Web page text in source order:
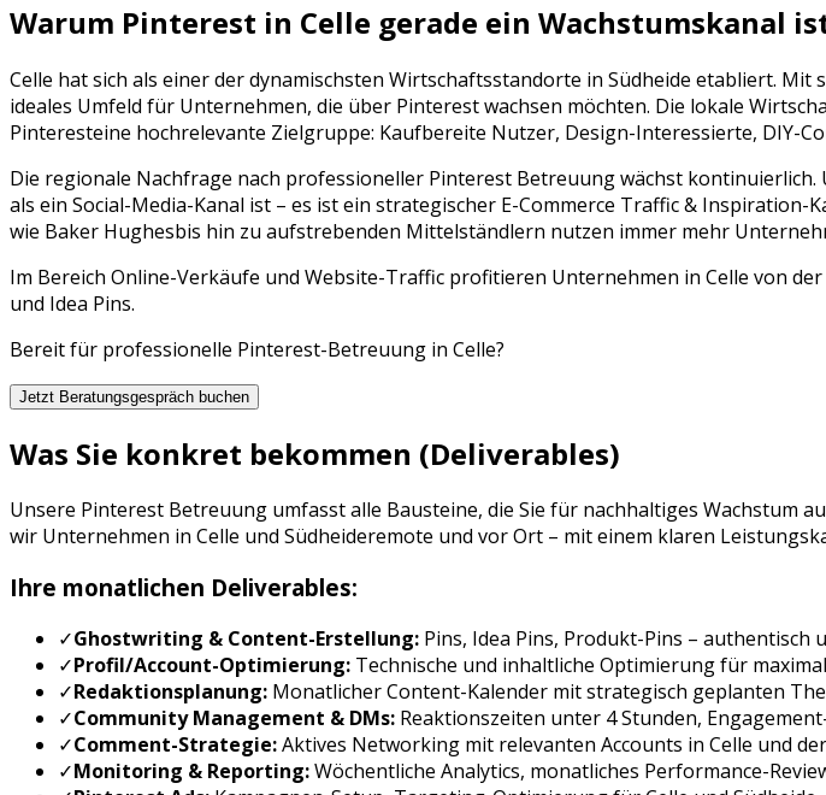
Warum Pinterest in Celle gerade ein Wachstumskanal
Celle hat sich als einer der dynamischsten Wirtschaftsstandorte in Südheide etabliert. Mit
ideales Umfeld für Unternehmen, die über Pinterestwachsen möchten. Die lokale
Pinteresteine hochrelevante Zielgruppe: Kaufbereite Nutzer, Design-Interessierte, DIY-
Die regionale Nachfrage nach professioneller Pinterest Betreuungwächst kontinuierlich.
als ein Social-Media-Kanal ist – es ist ein strategischer E-Commerce Traffic & Inspiration-
wie Baker Hughesbis hin zu aufstrebenden Mittelständlern nutzen immer mehr
Im Bereich Online-Verkäufe und Website-Traffic profitieren Unternehmen in Celle von
und Idea Pins.
Bereit für professionelle Pinterest-Betreuung in Celle?
Jetzt Beratungsgespräch buchen
Was Sie konkret bekommen (Deliverables)
Unsere Pinterest Betreuung umfasst alle Bausteine, die Sie für nachhaltiges Wachstum
wir Unternehmen in Celle und Südheideremote und vor Ort – mit einem klaren
Ihre monatlichen Deliverables:
✓Ghostwriting & Content-Erstellung: Pins, Idea Pins, Produkt-Pins – authentisch
✓Profil/Account-Optimierung: Technische und inhaltliche Optimierung für
✓Redaktionsplanung: Monatlicher Content-Kalender mit strategisch geplanten
✓Community Management & DMs: Reaktionszeiten unter 4 Stunden,
✓Comment-Strategie:Aktives Networking mit relevanten Accounts in Celle und der
✓Monitoring & Reporting:Wöchentliche Analytics, monatliches Performance-